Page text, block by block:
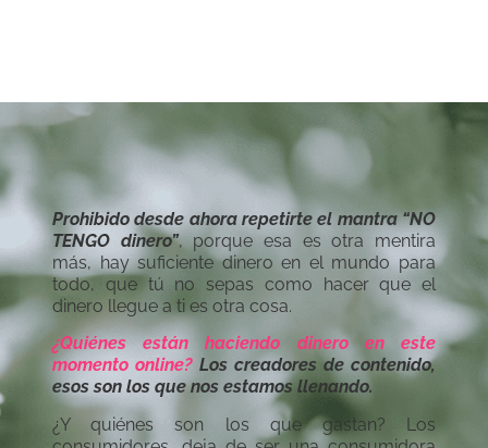
Prohibido desde ahora repetirte el mantra “NO
TENGO dinero”, porque esa es otra mentira
más, hay suficiente dinero en el mundo para
todo, que tú no sepas como hacer que el
dinero llegue a ti es otra cosa.
¿Quiénes están haciendo dinero en este
momento online? Los creadores de contenido,
esos son los que nos estamos llenando.
¿Y quiénes son los que gastan? Los